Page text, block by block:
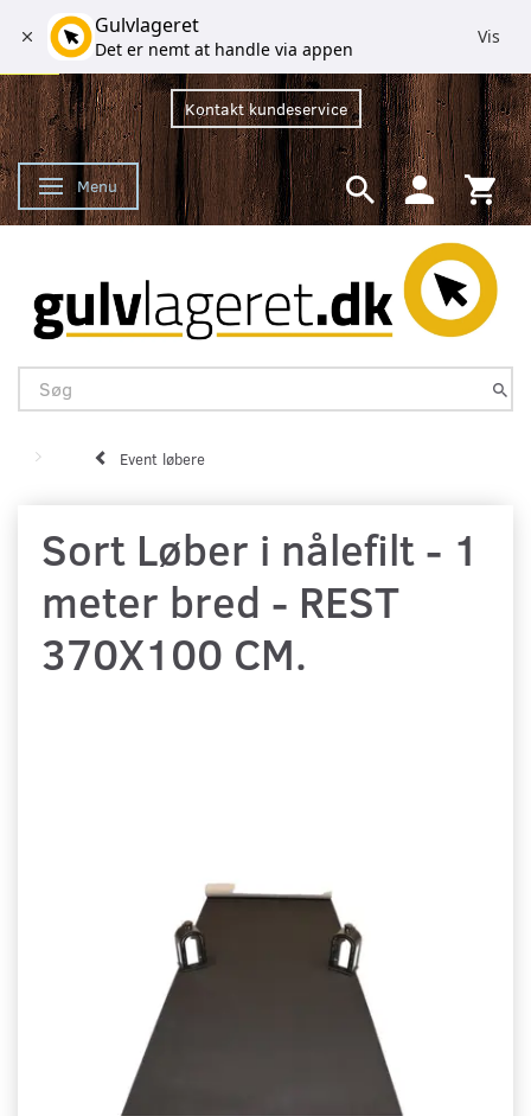
Kontakt kundeservice
Skifte navigation
Menu
Event løbere
Sort Løber i nålefilt - 1
meter bred - REST
370X100 CM.
Gulvlageret
Det er nemt at handle via appen
Vis